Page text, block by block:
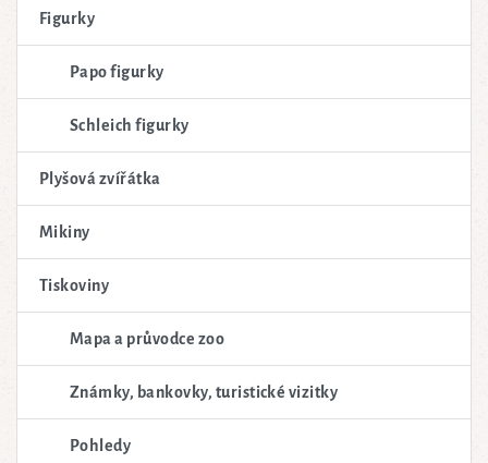
Figurky
Papo figurky
Schleich figurky
Plyšová zvířátka
Mikiny
Tiskoviny
Mapa a průvodce zoo
Známky, bankovky, turistické vizitky
Pohledy